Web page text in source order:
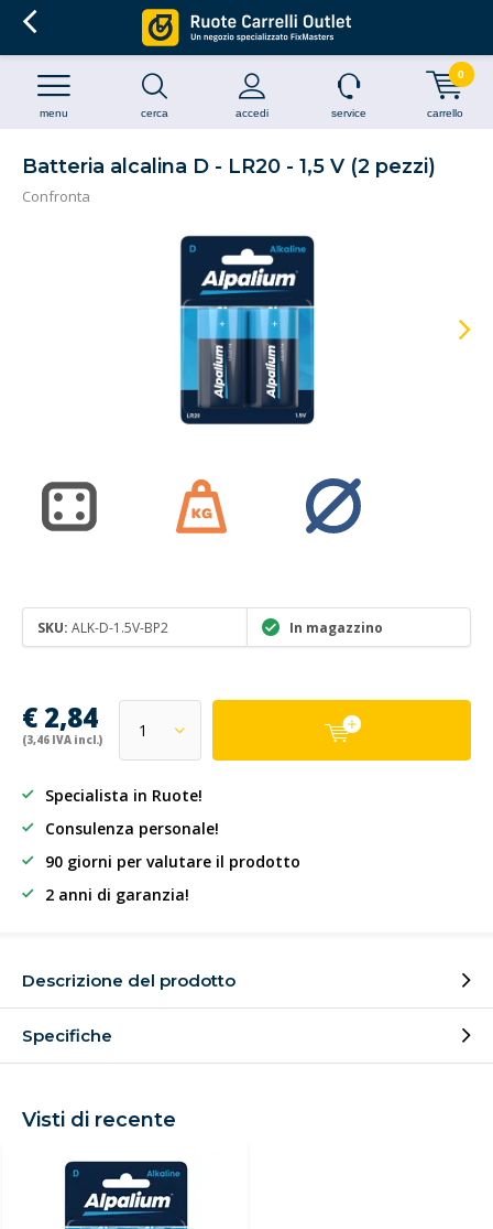
cerca accedi
menu service carrello
0
Batteria alcalina D - LR20 - 1,5 V (2 pezzi)
Confronta
SKU: ALK-D-1.5V-BP2 In magazzino
€ 2,84
(3,46 IVA incl.)
Specialista in Ruote!
Consulenza personale!
90 giorni per valutare il prodotto
2 anni di garanzia!
Descrizione del prodotto
Specifiche
Visti di recente